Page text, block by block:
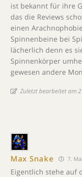
ist bekannt für ihre
das die Reviews
einen
Spinnenbeine bei
lächerlich denn es
Spinnenkörper
gewesen andere
Zuletzt bearbeitet am
Max Snake 7.
Eigentlich stehe auf